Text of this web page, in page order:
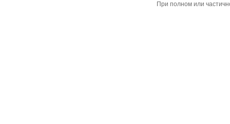
При полном или